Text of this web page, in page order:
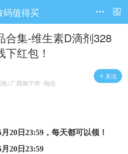
码值得买 

合集-维生素D滴剂328
红包！
 关注
:广西南宁市 电信
20日23:59，每天都可以领！
20日23:59